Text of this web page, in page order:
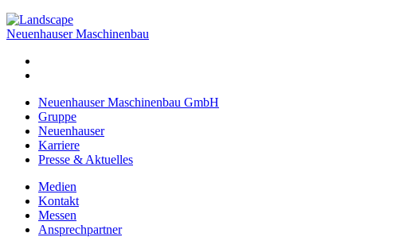
Neuenhauser Maschinenbau
Neuenhauser Maschinenbau GmbH
Gruppe
Neuenhauser
Karriere
Presse & Aktuelles
Medien
Kontakt
Messen
Ansprechpartner